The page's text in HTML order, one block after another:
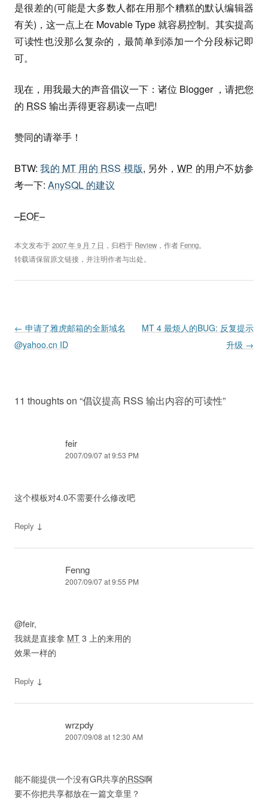
是很差的(可能是大多数人都在用那个糟糕的默认编辑器
有关)，这一点上在 Movable Type 就容易控制。其实提高
可读性也没那么复杂的，最简单到添加一个分段标记即
可。
现在，用我最大的声音倡议一下：诸位 Blogger ，请把您
的 RSS 输出弄得更容易读一点吧!
赞同的请举手！
BTW:我的 MT 用的 RSS 模版, 另外，WP 的用户不妨参
考一下: AnySQL 的建议
–EOF–
本文发布于2007 年 9 月 7 日 ，归档于 Review ，作者 Fenng。
转载请保留原文链接，并注明作者与出处。
Post navigation
← 申请了雅虎邮箱的全新域名
@yahoo.cn ID
MT 4 最烦人的BUG: 反复提示
升级 →
11 thoughts on “倡议提高 RSS 输出内容的可读性”
feir
2007/09/07 at 9:53 PM
这个模板对4.0不需要什么修改吧
Reply ↓
Fenng
2007/09/07 at 9:55 PM
@feir,
我就是直接拿 MT 3 上的来用的
效果一样的
Reply ↓
wrzpdy
2007/09/08 at 12:30 AM
能不能提供一个没有GR共享的RSS啊
要不你把共享都放在一篇文章里？